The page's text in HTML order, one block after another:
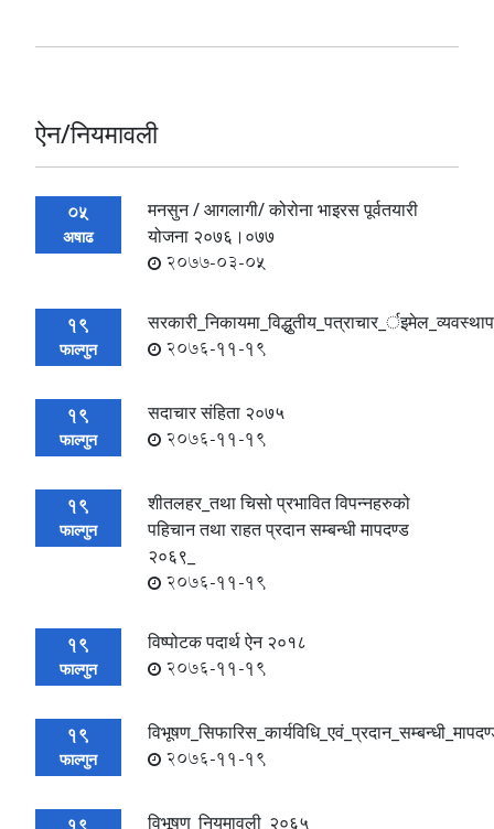
ऐन/नियमावली
05
अषाढ
मनसुन / आगलागी/ कोरोना भाइरस पूर्वतयारी
योजना २०७६।०७७
2077-03-05
19
फाल्गुन 2076-11-19
19
फाल्गुन
सदाचार संहिता २०७५
2076-11-19
19
फाल्गुन
शीतलहर_तथा चिसो प्रभावित विपन्नहरुको
पहिचान तथा राहत प्रदान सम्बन्धी मापदण्ड
२०६९_
2076-11-19
19
फाल्गुन
विष्पोटक पदार्थ ऐन २०१८
2076-11-19
19
फाल्गुन 2076-11-19
विभूषण_नियमावली_२०६५